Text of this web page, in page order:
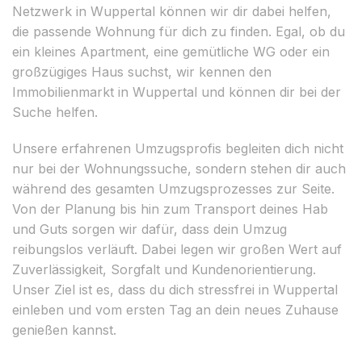
Netzwerk in Wuppertal können wir dir dabei helfen,
die passende Wohnung für dich zu finden. Egal, ob du
ein kleines Apartment, eine gemütliche WG oder ein
großzügiges Haus suchst, wir kennen den
Immobilienmarkt in Wuppertal und können dir bei der
Suche helfen.
Unsere erfahrenen Umzugsprofis begleiten dich nicht
nur bei der Wohnungssuche, sondern stehen dir auch
während des gesamten Umzugsprozesses zur Seite.
Von der Planung bis hin zum Transport deines Hab
und Guts sorgen wir dafür, dass dein Umzug
reibungslos verläuft. Dabei legen wir großen Wert auf
Zuverlässigkeit, Sorgfalt und Kundenorientierung.
Unser Ziel ist es, dass du dich stressfrei in Wuppertal
einleben und vom ersten Tag an dein neues Zuhause
genießen kannst.